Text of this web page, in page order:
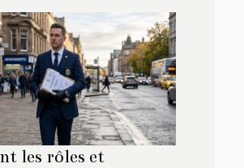
les rôles et